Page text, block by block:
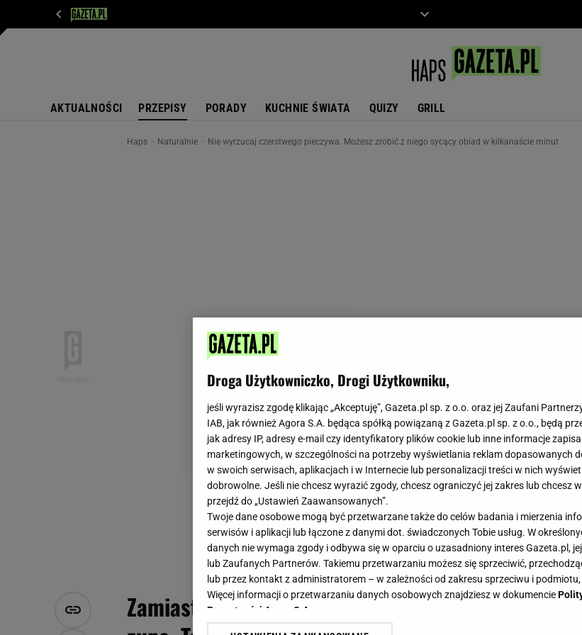
AKTUALNOŚCI PRZEPISY PORADY KUCHNIE ŚWIATA QUIZY GRILL
Haps Naturalnie Nie wyrzucaj czerstwego pieczywa. Możesz zrobić z niego sycący obiad w kilkanaście minut
Zamiast wyrzucać czerstwy chleb, zrób z niego
Droga Użytkowniczko, Drogi Użytkowniku,
jeśli wyrazisz zgodę klikając „Akceptuję”, Gazeta.pl sp. z o.o. oraz jej Zaufani
IAB, jak również Agora S.A. będąca spółką powiązaną z Gazeta.pl sp. z o.o., będą
jak adresy IP, adresy e-mail czy identyfikatory plików cookie lub inne informacje
marketingowych, w szczególności na potrzeby wyświetlania reklam dopasowanych
w swoich serwisach, aplikacjach i w Internecie lub personalizacji treści w nich
dobrowolne. Jeśli nie chcesz wyrazić zgody, chcesz ograniczyć jej zakres lub chcesz
przejdź do „Ustawień Zaawansowanych”.
Twoje dane osobowe mogą być przetwarzane także do celów badania i mierzenia
serwisów i aplikacji lub łączone z danymi dot. świadczonych Tobie usług. W
danych nie wymaga zgody i odbywa się w oparciu o uzasadniony interes Gazeta.pl,
lub Zaufanych Partnerów. Takiemu przetwarzaniu możesz się sprzeciwić,
lub przez kontakt z administratorem – w zależności od zakresu sprzeciwu i
Więcej informacji o przetwarzaniu danych osobowych znajdziesz w dokumencie
Prywatności Agora S.A.